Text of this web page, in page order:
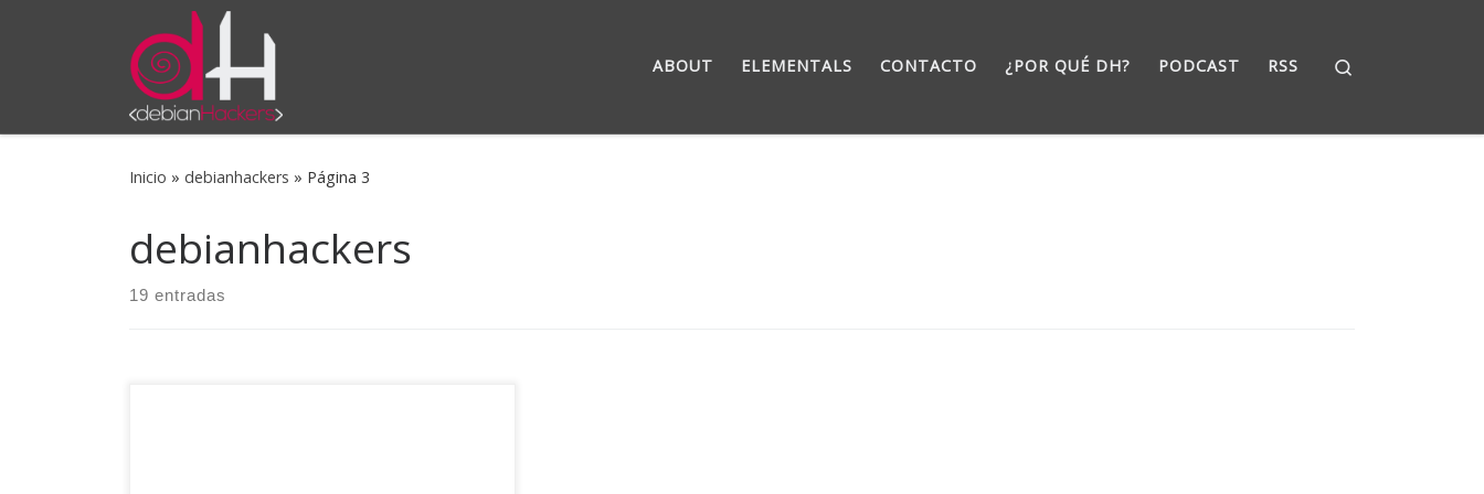
Saltar al contenido
ABOUT ELEMENTALS CONTACTO ¿POR QUÉ DH? PODCAST RSS
Inicio » debianhackers » Página 3
debianhackers
19 entradas